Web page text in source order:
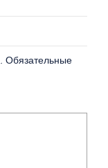
Обязательные